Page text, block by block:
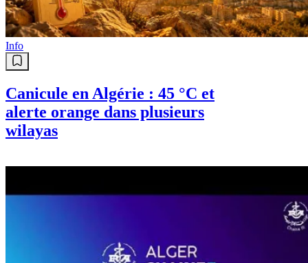
Info
Canicule en Algérie : 45 °C et
alerte orange dans plusieurs
wilayas